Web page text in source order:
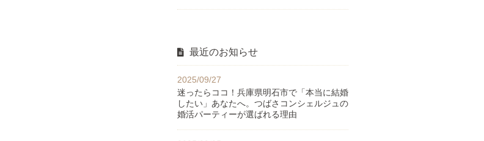
最近のお知らせ
2025/09/27
迷ったらココ！兵庫県明石市で「本当に結婚
したい」あなたへ。つばさコンシェルジュの
婚活パーティーが選ばれる理由